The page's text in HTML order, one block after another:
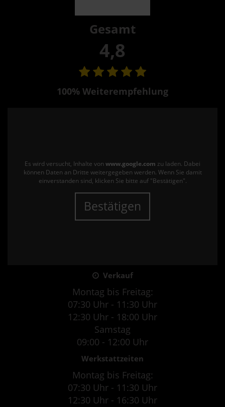
Gesamt
4,8
100% Weiterempfehlung
Es wird versucht, Inhalte von www.google.com zu laden. Dabei
können Daten an Dritte weitergegeben werden. Wenn Sie damit
einverstanden sind, klicken Sie bitte auf "Bestätigen".
Bestätigen
Verkauf
Montag bis Freitag:
07:30 Uhr - 11:30 Uhr
12:30 Uhr - 18:00 Uhr
Samstag
09:00 - 12:00 Uhr
Werkstattzeiten
Montag bis Freitag:
07:30 Uhr - 11:30 Uhr
12:30 Uhr - 16:30 Uhr